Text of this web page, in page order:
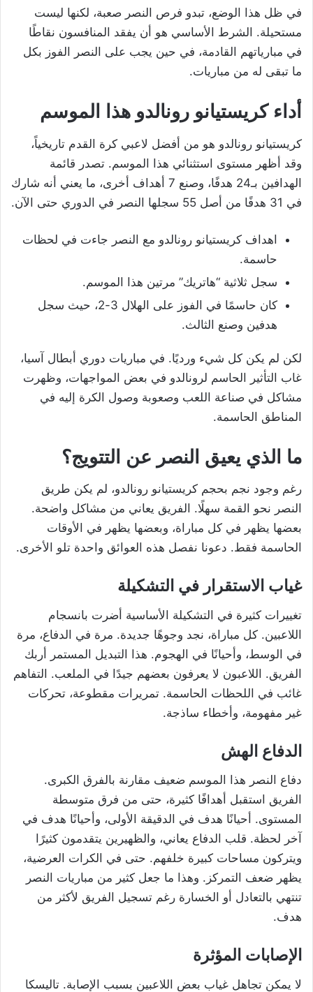
في ظل هذا الوضع، تبدو فرص النصر صعبة، لكنها ليست
مستحيلة. الشرط الأساسي هو أن يفقد المنافسون نقاطًا
في مبارياتهم القادمة، في حين يجب على النصر الفوز بكل
ما تبقى له من مباريات.
أداء كريستيانو رونالدو هذا الموسم
كريستيانو رونالدو هو من أفضل لاعبي كرة القدم تاريخياً،
وقد أظهر مستوى استثنائي هذا الموسم. تصدر قائمة
الهدافين بـ24 هدفًا، وصنع 7 أهداف أخرى، ما يعني أنه شارك
في 31 هدفًا من أصل 55 سجلها النصر في الدوري حتى الآن.
اهداف كريستيانو رونالدو مع النصر جاءت في لحظات
حاسمة.
سجل ثلاثية “هاتريك” مرتين هذا الموسم.
كان حاسمًا في الفوز على الهلال 3-2، حيث سجل
هدفين وصنع الثالث.
لكن لم يكن كل شيء ورديًا. في مباريات دوري أبطال آسيا،
غاب التأثير الحاسم لرونالدو في بعض المواجهات، وظهرت
مشاكل في صناعة اللعب وصعوبة وصول الكرة إليه في
المناطق الحاسمة.
ما الذي يعيق النصر عن التتويج؟
رغم وجود نجم بحجم كريستيانو رونالدو، لم يكن طريق
النصر نحو القمة سهلًا. الفريق يعاني من مشاكل واضحة.
بعضها يظهر في كل مباراة، وبعضها يظهر في الأوقات
الحاسمة فقط. دعونا نفصل هذه العوائق واحدة تلو الأخرى.
غياب الاستقرار في التشكيلة
تغييرات كثيرة في التشكيلة الأساسية أضرت بانسجام
اللاعبين. كل مباراة، نجد وجوهًا جديدة. مرة في الدفاع، مرة
في الوسط، وأحيانًا في الهجوم. هذا التبديل المستمر أربك
الفريق. اللاعبون لا يعرفون بعضهم جيدًا في الملعب. التفاهم
غائب في اللحظات الحاسمة. تمريرات مقطوعة، تحركات
غير مفهومة، وأخطاء ساذجة.
الدفاع الهش
دفاع النصر هذا الموسم ضعيف مقارنة بالفرق الكبرى.
الفريق استقبل أهدافًا كثيرة، حتى من فرق متوسطة
المستوى. أحيانًا هدف في الدقيقة الأولى، وأحيانًا هدف في
آخر لحظة. قلب الدفاع يعاني، والظهيرين يتقدمون كثيرًا
ويتركون مساحات كبيرة خلفهم. حتى في الكرات العرضية،
يظهر ضعف التمركز. وهذا ما جعل كثير من مباريات النصر
تنتهي بالتعادل أو الخسارة رغم تسجيل الفريق لأكثر من
هدف.
الإصابات المؤثرة
لا يمكن تجاهل غياب بعض اللاعبين بسبب الإصابة. تاليسكا